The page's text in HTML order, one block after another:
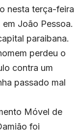
nesta terça-feira
João Pessoa.
paraibana.
perdeu o
contra um
passado mal
Móvel de
foi